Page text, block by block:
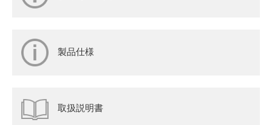
製品仕様
取扱説明書